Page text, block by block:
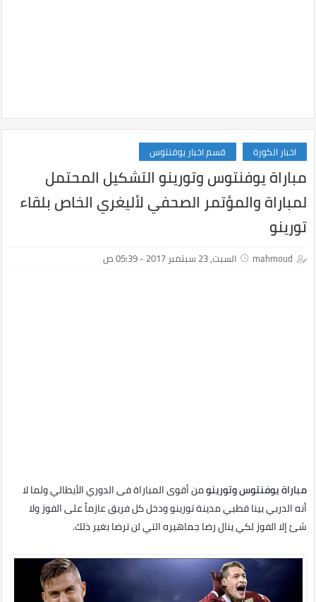
اخبار الكورة قسم اخبار يوفنتوس
مباراة يوفنتوس وتورينو التشكيل المحتمل
لمباراة والمؤتمر الصحفي لأليغري الخاص بلقاء
تورينو
mahmoud السبت, 23 سبتمبر 2017 - 05:39 ص
مباراة يوفنتوس وتورينومن أقوى المباراة فى الدوري الأيطالي ولما لا
أنه الدربي بينا قطبي مدينة تورينو ودخل كل فريق عازماً على الفوز ولا
شئ إلا الفوز لكي ينال رضا جماهيره التي لن ترضا بغير ذلك.